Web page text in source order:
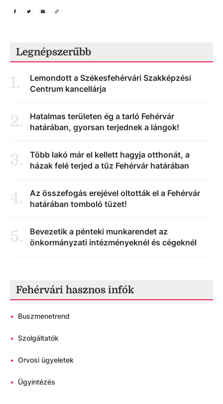
Legnépszerűbb
1.
Lemondott a Székesfehérvári Szakképzési
Centrum kancellárja
2.
Hatalmas területen ég a tarló Fehérvár
határában, gyorsan terjednek a lángok!
3.
Több lakó már el kellett hagyja otthonát, a
házak felé terjed a tűz Fehérvár határában
4.
Az összefogás erejével oltották el a Fehérvár
határában tomboló tüzet!
5.
Bevezetik a pénteki munkarendet az
önkormányzati intézményeknél és cégeknél
Fehérvári hasznos infók
• Buszmenetrend
• Szolgáltatók
• Orvosi ügyeletek
• Ügyintézés